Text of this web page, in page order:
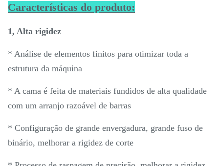
Características do produto:
1, Alta rigidez
* Análise de elementos finitos para otimizar toda a
estrutura da máquina
* A cama é feita de materiais fundidos de alta qualidade
com um arranjo razoável de barras
* Configuração de grande envergadura, grande fuso de
binário, melhorar a rigidez de corte